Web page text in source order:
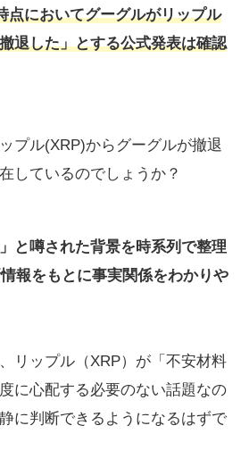
点においてグーグルがリップル
退した」とする公式発表は確認
プル(XRP)からグーグルが撤退
しているのでしょうか？
」と噂された背景を時系列で整理
報をもとに事実関係をわかりや
リップル（XRP）が「不安材料
に心配する必要のない話題なの
に判断できるようになるはずで